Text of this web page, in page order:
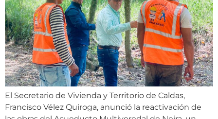
El Secretario de Vivienda y Territorio de Caldas,
Francisco Vélez Quiroga, anunció la reactivación de